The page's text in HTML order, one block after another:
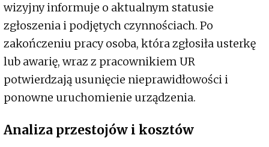
wizyjny informuje o aktualnym statusie
zgłoszenia i podjętych czynnościach. Po
zakończeniu pracy osoba, która zgłosiła usterkę
lub awarię, wraz z pracownikiem UR
potwierdzają usunięcie nieprawidłowości i
ponowne uruchomienie urządzenia.
Analiza przestojów i kosztów